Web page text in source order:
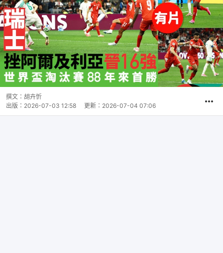
撰文： 胡卉忻
出版： 2026-07-03 12:58 更新： 2026-07-04 07:06